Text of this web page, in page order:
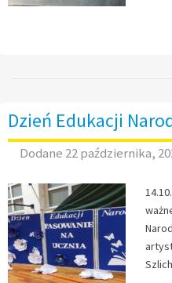
Dzień Edukacji
Dodane 22 października,